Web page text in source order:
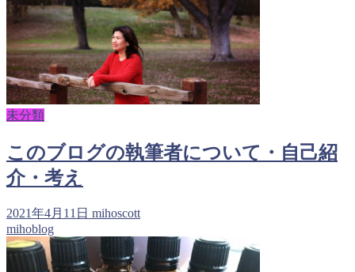
未分類
このブログの執筆者について・自己紹
介・考え
2021年4月11日 mihoscott
mihoblog